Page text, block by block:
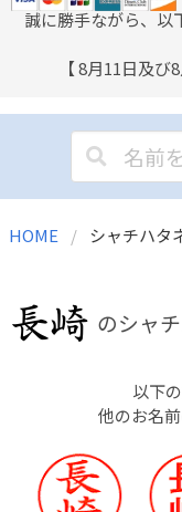
誠に勝手ながら、以
【 8月11日及
HOME シャチハタ
のシャ
以下
他のお名